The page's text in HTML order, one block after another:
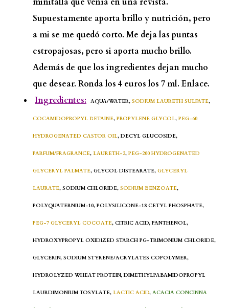
Supuestamente aporta brillo y nutrición, pero
a mi se me quedó corto. Me deja las puntas
estropajosas, pero si aporta mucho brillo.
Además de que los ingredientes dejan mucho
que desear. Ronda los 4 euros los 7 ml. Enlace.
Ingredientes:
AQUA/WATER, SODIUM LAURETH SULFATE,
COCAMIDOPROPYL BETAINE,PROPYLENE GLYCOL,PEG-60
HYDROGENATED CASTOR OIL, DECYL GLUCOSIDE,
PARFUM/FRAGRANCE, LAURETH-2,PEG-200 HYDROGENATED
GLYCERYL PALMATE, GLYCOL DISTEARATE, GLYCERYL
LAURATE, SODIUM CHLORIDE, SODIUM BENZOATE,
POLYQUATERNIUM-10, POLYSILICONE-18 CETYL PHOSPHATE,
PEG-7 GLYCERYL COCOATE, CITRIC ACID, PANTHENOL,
HYDROXYPROPYL OXIDIZED STARCH PG-TRIMONIUM CHLORIDE,
GLYCERIN, SODIUM STYRENE/ACRYLATES COPOLYMER,
HYDROLYZED WHEAT PROTEIN, DIMETHYLPABAMIDOPROPYL
LAURDIMONIUM TOSYLATE, LACTIC ACID, ACACIA CONCINNA